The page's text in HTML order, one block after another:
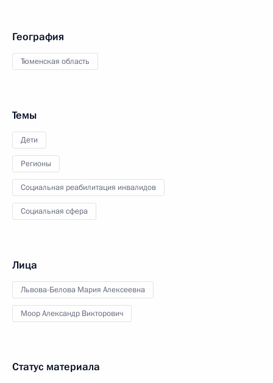
География
Тюменская область
Темы
Дети
Регионы
Социальная реабилитация инвалидов
Социальная сфера
Лица
Львова-Белова Мария Алексеевна
Моор Александр Викторович
Статус материала